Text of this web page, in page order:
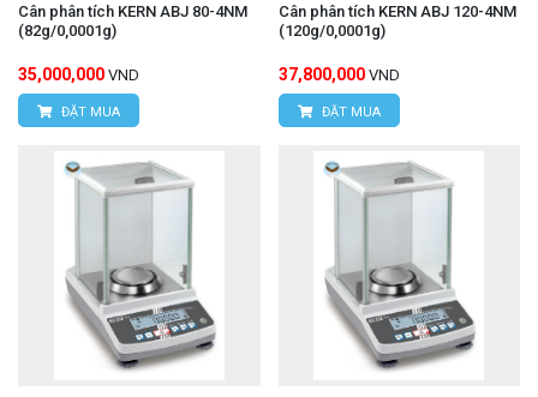
Cân phân tích KERN ABJ 80-4NM
(82g/0,0001g)
35,000,000 VND
ĐẶT MUA
Cân phân tích KERN ABJ 120-4NM
(120g/0,0001g)
37,800,000 VND
ĐẶT MUA